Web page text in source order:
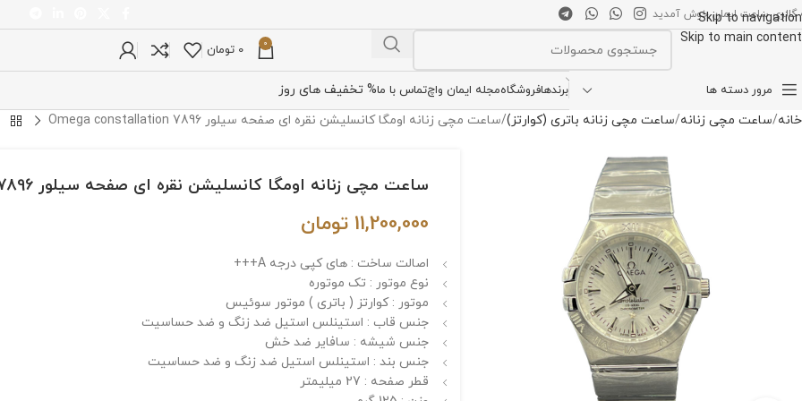
Skip to navigation
Skip to main content
گالری ساعت ایمان خوش آمدید
0
0 تومان
مرور دسته ها برندهافروشگاهمجله ایمان واچتماس با ما% تخفیف های روز
خانه ساعت مچی زنانه ساعت مچی زنانه باتری (کوارتز) ساعت مچی زنانه اومگا کانسلیشن نقره ای صفحه سیلور Omega constallation 7896
ساعت مچی زنانه اومگا کانسلیشن نقره ای صفحه سیلور Omega constallation 7896
11,200,000 تومان
اصالت ساخت : های کپی درجه A+++
نوع موتور : تک موتوره
موتور : کوارتز ( باتری ) موتور سوئیس
جنس قاب : استینلس استیل ضد زنگ و ضد حساسیت
جنس شیشه : سافایر ضد خش
جنس بند : استینلس استیل ضد زنگ و ضد حساسیت
قطر صفحه : 27 میلیمتر